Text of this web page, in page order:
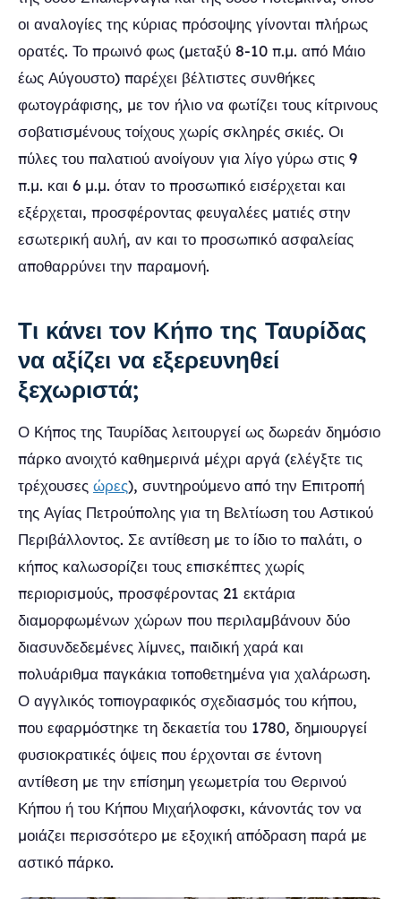
οι αναλογίες της κύριας πρόσοψης γίνονται πλήρως
ορατές. Το πρωινό φως (μεταξύ 8-10 π.μ. από Μάιο
έως Αύγουστο) παρέχει βέλτιστες συνθήκες
φωτογράφισης, με τον ήλιο να φωτίζει τους κίτρινους
σοβατισμένους τοίχους χωρίς σκληρές σκιές. Οι
πύλες του παλατιού ανοίγουν για λίγο γύρω στις 9
π.μ. και 6 μ.μ. όταν το προσωπικό εισέρχεται και
εξέρχεται, προσφέροντας φευγαλέες ματιές στην
εσωτερική αυλή, αν και το προσωπικό ασφαλείας
αποθαρρύνει την παραμονή.
Τι κάνει τον Κήπο της Ταυρίδας
να αξίζει να εξερευνηθεί
ξεχωριστά;
Ο Κήπος της Ταυρίδας λειτουργεί ως δωρεάν δημόσιο
πάρκο ανοιχτό καθημερινά μέχρι αργά (ελέγξτε τις
τρέχουσες ώρες), συντηρούμενο από την Επιτροπή
της Αγίας Πετρούπολης για τη Βελτίωση του Αστικού
Περιβάλλοντος. Σε αντίθεση με το ίδιο το παλάτι, ο
κήπος καλωσορίζει τους επισκέπτες χωρίς
περιορισμούς, προσφέροντας 21 εκτάρια
διαμορφωμένων χώρων που περιλαμβάνουν δύο
διασυνδεδεμένες λίμνες, παιδική χαρά και
πολυάριθμα παγκάκια τοποθετημένα για χαλάρωση.
Ο αγγλικός τοπιογραφικός σχεδιασμός του κήπου,
που εφαρμόστηκε τη δεκαετία του 1780, δημιουργεί
φυσιοκρατικές όψεις που έρχονται σε έντονη
αντίθεση με την επίσημη γεωμετρία του Θερινού
Κήπου ή του Κήπου Μιχαήλοφσκι, κάνοντάς τον να
μοιάζει περισσότερο με εξοχική απόδραση παρά με
αστικό πάρκο.